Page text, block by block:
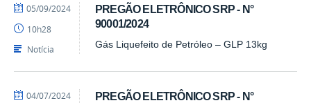
PREGÃO ELETRÔNICO SRP - N°
90001/2024
Gás Liquefeito de Petróleo – GLP 13kg
por
-
PRA
publicado
05/09/2024
10h28
Notícia
PREGÃO ELETRÔNICO SRP - N°
por
publicado
04/07/2024